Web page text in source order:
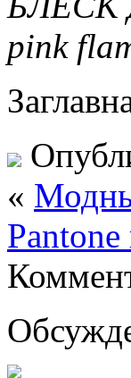
pink
«
Pantone